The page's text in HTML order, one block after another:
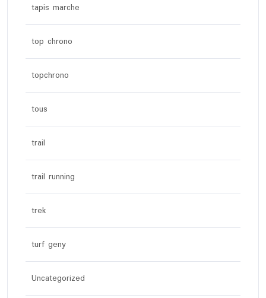
tapis marche
top chrono
topchrono
tous
trail
trail running
trek
turf geny
Uncategorized